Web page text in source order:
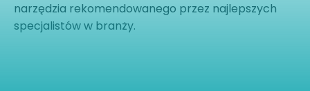
narzędzia rekomendowanego przez najlepszych
specjalistów w branży.